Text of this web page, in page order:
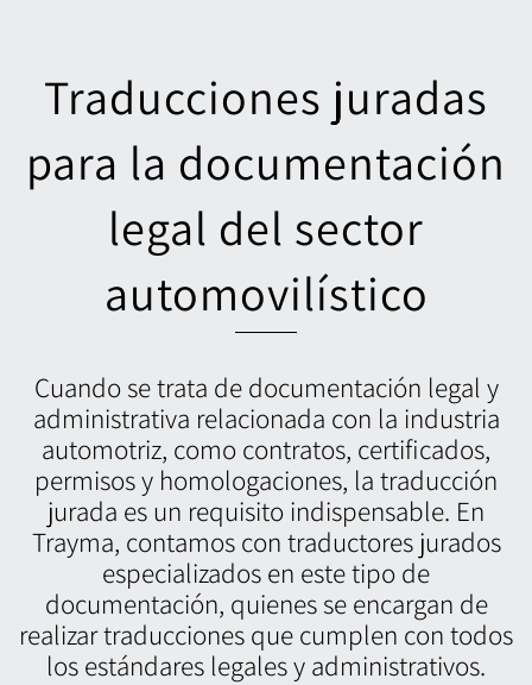
Traducciones juradas
para la documentación
legal del sector
automovilístico
Cuando se trata de documentación legal y
administrativa relacionada con la industria
automotriz, como contratos, certificados,
permisos y homologaciones, la traducción
jurada es un requisito indispensable. En
Trayma, contamos con traductores jurados
especializados en este tipo de
documentación, quienes se encargan de
realizar traducciones que cumplen con todos
los estándares legales y administrativos.